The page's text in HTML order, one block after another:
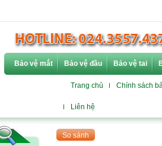
Bảo vệ mắt Bảo vệ đầu Bảo vệ tai
Trang chủ Chính sách
Liên hệ